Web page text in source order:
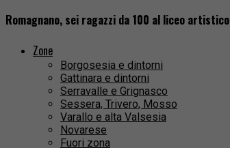
Romagnano, sei ragazzi da 100 al liceo artistico
Zone
Borgosesia e dintorni
Gattinara e dintorni
Serravalle e Grignasco
Sessera, Trivero, Mosso
Varallo e alta Valsesia
Novarese
Fuori zona